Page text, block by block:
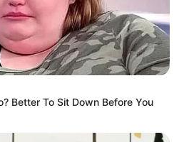
Better To Sit Down Before You